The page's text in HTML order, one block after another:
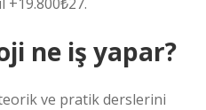
ne iş yapar?
ve pratik derslerini